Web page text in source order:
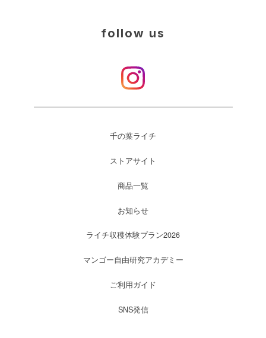
follow us
千の葉ライチ
ストアサイト
商品一覧
お知らせ
ライチ収穫体験プラン2026
マンゴー自由研究アカデミー
ご利用ガイド
SNS発信